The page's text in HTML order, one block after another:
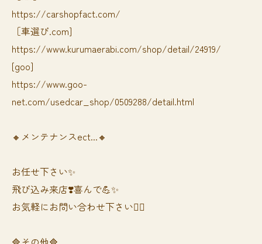
https://carshopfact.com/
［車選び.com]
https://www.kurumaerabi.com/shop/detail/24919/
[goo]
https://www.goo-
net.com/usedcar_shop/0509288/detail.html
🔸メンテナンスect...🔸
お任せ下さい✨
飛び込み来店❣️喜んで💪✨
お気軽にお問い合わせ下さい🙆‍♀️